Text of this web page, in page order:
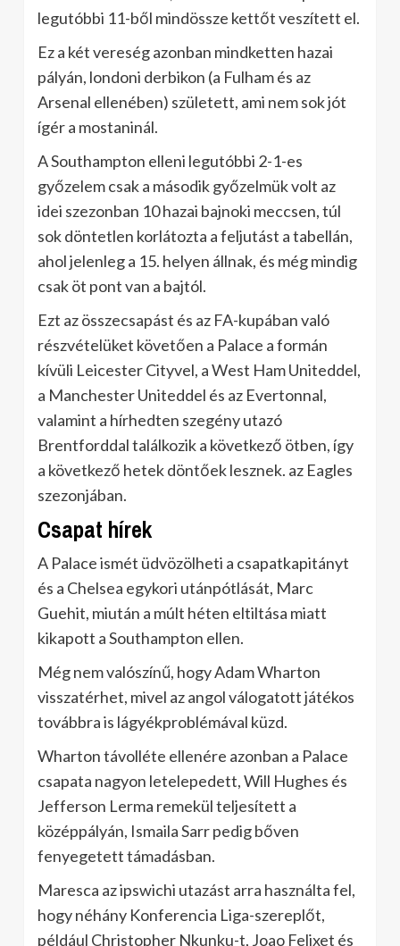
legutóbbi 11-ből mindössze kettőt veszített el.
Ez a két vereség azonban mindketten hazai
pályán, londoni derbikon (a Fulham és az
Arsenal ellenében) született, ami nem sok jót
ígér a mostaninál.
A Southampton elleni legutóbbi 2-1-es
győzelem csak a második győzelmük volt az
idei szezonban 10 hazai bajnoki meccsen, túl
sok döntetlen korlátozta a feljutást a tabellán,
ahol jelenleg a 15. helyen állnak, és még mindig
csak öt pont van a bajtól.
Ezt az összecsapást és az FA-kupában való
részvételüket követően a Palace a formán
kívüli Leicester Cityvel, a West Ham Uniteddel,
a Manchester Uniteddel és az Evertonnal,
valamint a hírhedten szegény utazó
Brentforddal találkozik a következő ötben, így
a következő hetek döntőek lesznek. az Eagles
szezonjában.
Csapat hírek
A Palace ismét üdvözölheti a csapatkapitányt
és a Chelsea egykori utánpótlását, Marc
Guehit, miután a múlt héten eltiltása miatt
kikapott a Southampton ellen.
Még nem valószínű, hogy Adam Wharton
visszatérhet, mivel az angol válogatott játékos
továbbra is lágyékproblémával küzd.
Wharton távolléte ellenére azonban a Palace
csapata nagyon letelepedett, Will Hughes és
Jefferson Lerma remekül teljesített a
középpályán, Ismaila Sarr pedig bőven
fenyegetett támadásban.
Maresca az ipswichi utazást arra használta fel,
hogy néhány Konferencia Liga-szereplőt,
például Christopher Nkunku-t, Joao Felixet és